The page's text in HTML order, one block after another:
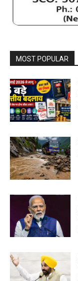
MOST POPULAR